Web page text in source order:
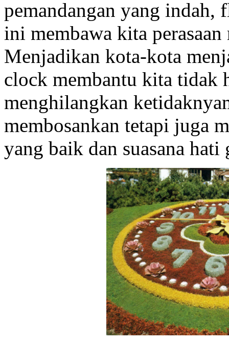
pemandangan yang
ini membawa kita perasaan
Menjadikan kota-kota
clock membantu kita tidak
menghilangkan
membosankan tetapi juga
yang baik dan suasana hati